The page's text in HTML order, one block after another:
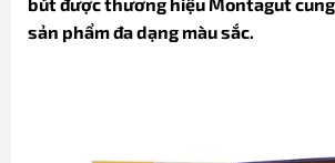
sản phẩm đa dạng màu sắc.